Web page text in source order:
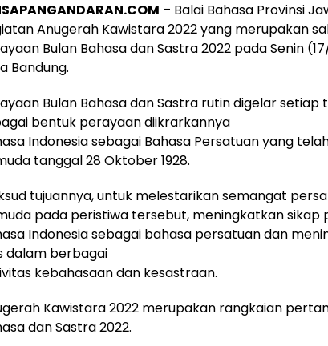
– Balai Bahasa Provinsi
Anugerah Kawistara 2022 yang merupakan
Bulan Bahasa dan Sastra 2022 pada Senin
Bandung.
Bulan Bahasa dan Sastra rutin digelar
bentuk perayaan diikrarkannya
Indonesia sebagai Bahasa Persatuan yang
tanggal 28 Oktober 1928.
tujuannya, untuk melestarikan semangat
pada peristiwa tersebut, meningkatkan
Indonesia sebagai bahasa persatuan dan
dalam berbagai
kebahasaan dan kesastraan.
Kawistara 2022 merupakan rangkaian
dan Sastra 2022.